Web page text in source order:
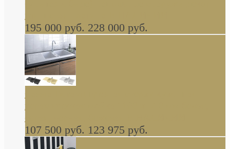
глянцевая платина В НАЛИЧИИ
195 000 руб. 228 000 руб.
керамическая мойка 1160 x 510 мм белая,
серая, черная, бежевая В НАЛИЧИИ
107 500 руб. 123 975 руб.